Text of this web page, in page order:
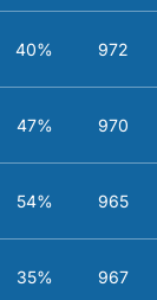
40% 972
47% 970
54% 965
35% 967